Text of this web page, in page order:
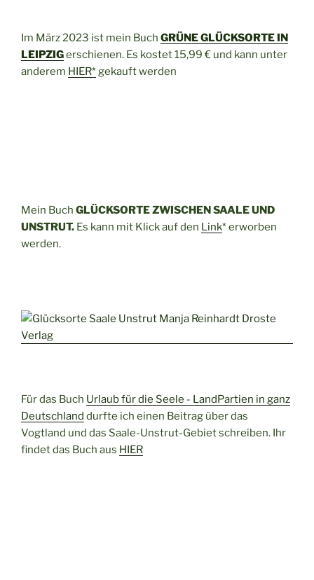
Im März 2023 ist mein Buch GRÜNE GLÜCKSORTE IN
LEIPZIGerschienen. Es kostet 15,99 € und kann unter
anderem HIER*gekauft werden
Mein Buch GLÜCKSORTE ZWISCHEN SAALE UND
UNSTRUT. Es kann mit Klick auf den Link* erworben
werden.
Für das Buch Urlaub für die Seele - LandPartien in ganz
Deutschland durfte ich einen Beitrag über das
Vogtland und das Saale-Unstrut-Gebiet schreiben. Ihr
findet das Buch aus HIER